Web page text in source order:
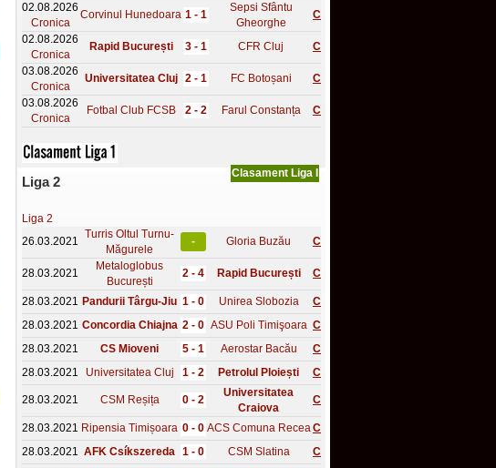
02.08.2026
Cronica
Corvinul Hunedoara 1 - 1
Sepsi Sfântu
Gheorghe
C
02.08.2026
Cronica
Rapid București 3 - 1 CFR Cluj
C
03.08.2026
Cronica
Universitatea Cluj 2 - 1 FC Botoșani
C
03.08.2026
Cronica
Fotbal Club FCSB 2 - 2 Farul Constanța C
Clasament Liga I
Liga 2
Liga 2
26.03.2021
Turris Oltul Turnu-
Măgurele
- Gloria Buzău C
28.03.2021
Metaloglobus
București
2 - 4 Rapid București C
28.03.2021 Pandurii Târgu-Jiu 1 - 0 Unirea Slobozia
C
28.03.2021 Concordia Chiajna 2 - 0 ASU Poli Timişoara C
28.03.2021
CS Mioveni 5 - 1 Aerostar Bacău
C
28.03.2021
Universitatea Cluj 1 - 2 Petrolul Ploiești C
28.03.2021 CSM Reșița 0 - 2
Universitatea
Craiova
C
28.03.2021 Ripensia Timișoara 0 - 0 ACS Comuna ReceaC
28.03.2021 AFK Csíkszereda 1 - 0 CSM Slatina
C